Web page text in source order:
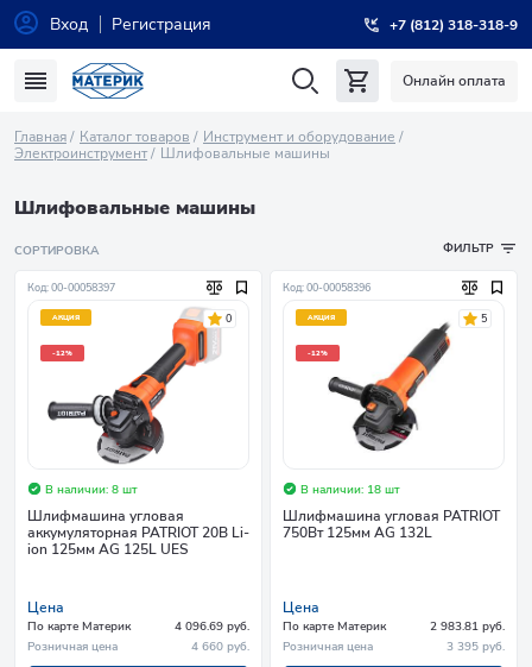
Вход Регистрация +7 (812) 318-318-9
Онлайн оплата
Главная Каталог товаров
Инструмент и оборудование
Электроинструмент
Шлифовальные машины
Шлифовальные машины
СОРТИРОВКА ФИЛЬТР
Код: 00-00058397
АКЦИЯ
-12%
0
В наличии: 8 шт
Шлифмашина угловая
аккумуляторная PATRIOT 20В Li-
ion 125мм AG 125L UES
Цена
По карте Материк
4 096.69 руб.
Розничная цена
4 660 руб.
Код: 00-00058396
АКЦИЯ
-12%
5
В наличии: 18 шт
Шлифмашина угловая PATRIOT
750Вт 125мм AG 132L
Цена
По карте Материк
2 983.81 руб.
Розничная цена
3 395 руб.